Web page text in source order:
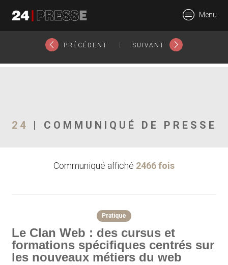
Pour les aspirants Influenceurs, Community Managers et tous
ceux qui veulent avoir un métier 100% en ligne sur le web. ">
25574tt
24Presse -
Menu
PRÉCÉDENT SUIVANT
24 | COMMUNIQUÉ DE PRESSE
Communiqué affiché 2466 fois
Pratique
Le Clan Web : des cursus et
formations spécifiques centrés sur
les nouveaux métiers du web